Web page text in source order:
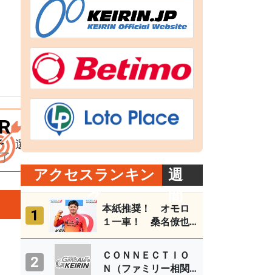
選
9R
Ｓ級予 選
終了
10R
Ｓ級予 選
終了
11R
Ｓ級予 選
終了
アクセスランキン
グ
週
間
1
本紙推奨！ オモロ
１一車！ 桑名僚也
３～５日）
2
ＣＯＮＮＥＣＴＩＯ
Ｎ（ファミリー相関